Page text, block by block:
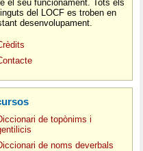
el seu funcionament. Tots els
del LOCF es troben en
desenvolupament.
de topònims i
de noms deverbals